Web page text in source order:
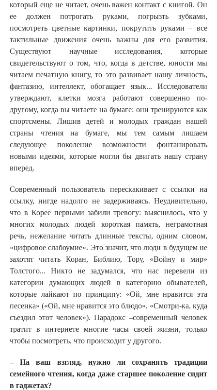
который еще не читает, очень важен контакт с книгой. Он
ее должен потрогать руками, погрызть зубками,
посмотреть цветные картинки, покрутить руками – все
тактильные движения очень важны для его развития.
Существуют научные исследования, которые
свидетельствуют о том, что, когда в детстве, юности мы
читаем печатную книгу, то это развивает нашу личность,
фантазию, интеллект, обогащает язык... Исследователи
утверждают, клетки мозга работают совершенно по-
другому, когда вы читаете на бумаге: они тренируются как
спортсмены. Лишив детей и молодых граждан нашей
страны чтения на бумаге, мы тем самым лишаем
следующее поколение возможности фонтанировать
новыми идеями, которые могли бы двигать нашу страну
вперед.
Современный пользователь перескакивает с ссылки на
ссылку, нигде надолго не задерживаясь. Неудивительно,
что в Корее первыми забили тревогу: выяснилось, что у
многих молодых людей короткая память, неграмотная
речь, нежелание читать длинные тексты, одним словом,
«цифровое слабоумие». Это значит, что люди в будущем не
захотят читать Коран, Библию, Тору, «Войну и мир»
Толстого... Никто не задумался, что нас перевели из
категории думающих людей в категорию обывателей,
которые лайкают по принципу: «Ой, мне нравится эта
песенка» («Ой, мне нравится это блюдо», «Смотри-ка, куда
съездил этот человек»). Парадокс –современный человек
тратит в интернете многие часы своей жизни, только
чтобы посмотреть, что происходит у другого.
– На ваш взгляд, нужно ли сохранять традиции
семейного чтения, когда даже старшее поколение сидит
в гаджетах?